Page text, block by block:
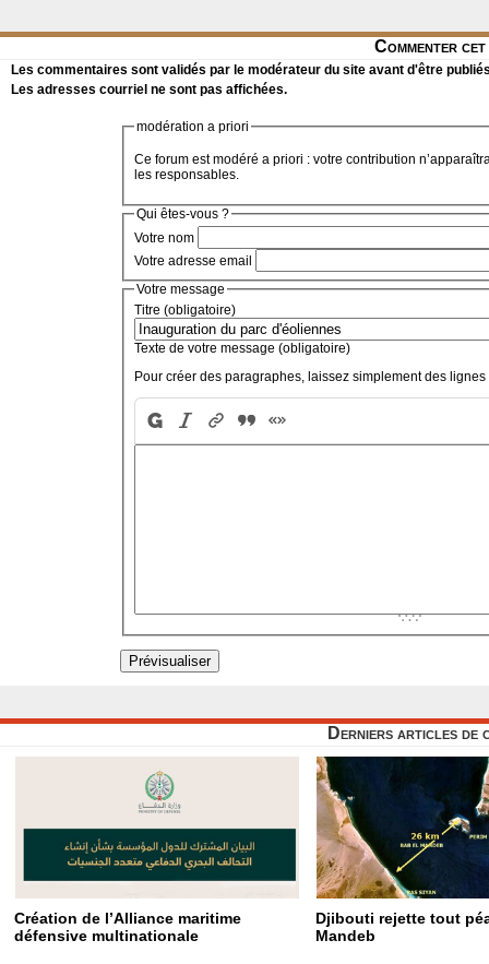
Commenter
Les commentaires sont validés par le modérateur du site avant d'être
Les adresses courriel ne sont pas affichées.
modération a priori
Ce forum est modéré a priori : votre contribution
les responsables.
Qui êtes-vous ?
Votre nom
Votre adresse email
Votre message
Titre (obligatoire)
Texte de votre message (obligatoire)
Pour créer des paragraphes, laissez simplement des lignes
Derniers articles de
Création de l’Alliance maritime
défensive multinationale
Djibouti rejette tout
Mandeb